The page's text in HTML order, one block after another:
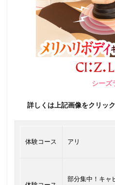
シーズ
詳しくは上記画像をクリッ
体験コース アリ
部分集中！キャ